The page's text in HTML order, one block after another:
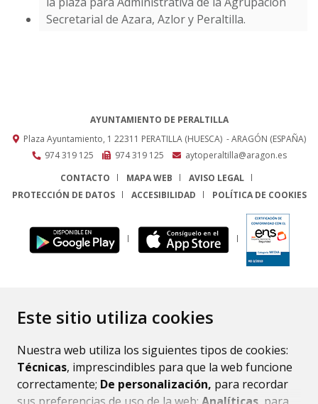
Este sitio utiliza cookies
Nuestra web utiliza los siguientes tipos de cookies:
Técnicas, imprescindibles para que la web funcione
correctamente; De personalización, para recordar
Secretarial de Azara, Azlor y Peraltilla.
AYUNTAMIENTO DE PERALTILLA
Plaza Ayuntamiento, 1 22311 PERATILLA (HUESCA) - ARAGÓN (ESPAÑA)
974 319 125
974 319 125
aytoperaltilla@aragon.es
CONTACTO
MAPA WEB
AVISO LEGAL
PROTECCIÓN DE DATOS
ACCESIBILIDAD POLÍTICA DE COOKIES